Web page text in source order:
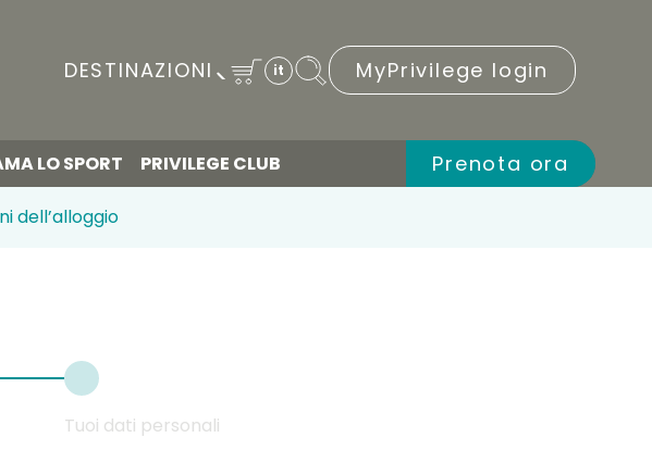
DESTINAZIONI it MyPrivilege login
LO SPORT PRIVILEGE CLUB Prenota ora
dell’alloggio
Tuoi dati personali